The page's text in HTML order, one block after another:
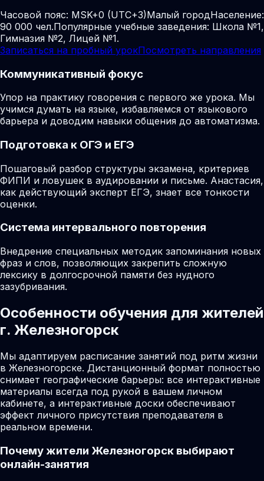
Часовой пояс: MSK+0 (UTC+3)Малый городНаселение:
90 000 чел.Популярные учебные заведения: Школа №1,
Гимназия №2, Лицей №1.
Записаться на пробный урокПосмотреть направления
Коммуникативный фокус
Упор на практику говорения с первого же урока. Мы
учимся думать на языке, избавляемся от языкового
барьера и доводим навыки общения до автоматизма.
Подготовка к ОГЭ и ЕГЭ
Пошаговый разбор структуры экзамена, критериев
ФИПИ и ловушек в аудировании и письме. Анастасия,
как действующий эксперт ЕГЭ, знает все тонкости
оценки.
Система интервального повторения
Внедрение специальных методик запоминания новых
фраз и слов, позволяющих закрепить сложную
лексику в долгосрочной памяти без нудного
зазубривания.
Особенности обучения для жителей
г. Железногорск
Мы адаптируем расписание занятий под ритм жизни
в Железногорске. Дистанционный формат полностью
снимает географические барьеры: все интерактивные
материалы всегда под рукой в вашем личном
кабинете, а интерактивные доски обеспечивают
эффект личного присутствия преподавателя в
реальном времени.
Почему жители Железногорск выбирают
онлайн-занятия